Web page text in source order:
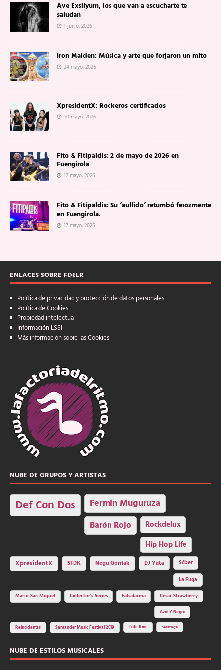
Ave Exsilyum, los que van a escucharte te
saludan
1 junio, 2026
Iron Maiden: Música y arte que forjaron un mito
24 mayo, 2026
XpresidentX: Rockeros certificados
20 mayo, 2026
Fito & Fitipaldis: 2 de mayo de 2026 en
Fuengirola
17 mayo, 2026
Fito & Fitipaldis: Su ‘aullido’ retumbó ferozmente
en Fuengirola.
17 mayo, 2026
ENLACES SOBRE FDELR
Política de privacidad y protección de datos personales
Política de Cookies
Propiedad intelectual
Información LSSI
Más información sobre las Cookies
NUBE DE GRUPOS Y ARTISTAS
Def Con Dos Fermin Muguruza
Barón Rojo Rockdelux
Hip Hop Life
XpresidentX SFDK Negu Gorriak DJ Yata
Sôber
La Fuga
Mario San Miguel
Collector's Series Falsalarma César Strawberry
Azul Y Negro
Reincidentes Santander Music Festival 2019 Tote King Saratoga
NUBE DE ESTILOS MUSICALES